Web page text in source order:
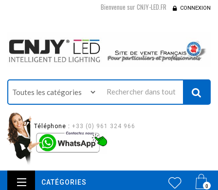
Bienvenue sur CNJY-LED.FR CONNEXION
Téléphone : +33 (0) 961 324 966
0
CATÉGORIES